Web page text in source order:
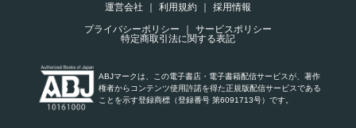
運営会社 利用規約
採用情報
プライバシーポリシー
サービスポリシー
特定商取引法に関する表記
ABJマークは、この電子書店・電子書籍配信サービスが、著作
権者からコンテンツ使用許諾を得た正規版配信サービスである
ことを示す登録商標（登録番号 第6091713号）です。